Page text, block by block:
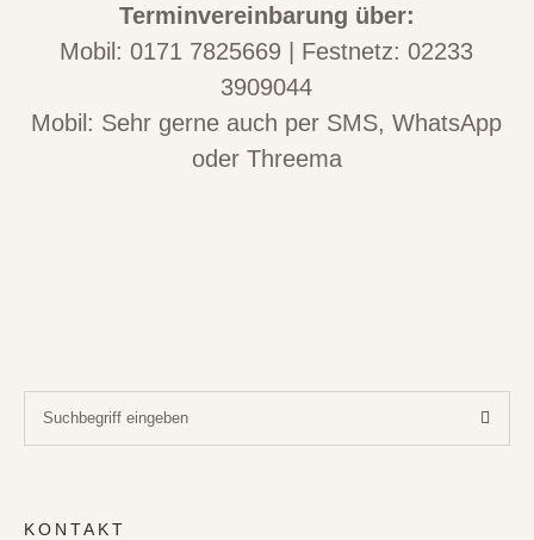
Terminvereinbarung über:
Mobil: 0171 7825669 | Festnetz: 02233
3909044
Mobil: Sehr gerne auch per SMS, WhatsApp
oder Threema
KONTAKT